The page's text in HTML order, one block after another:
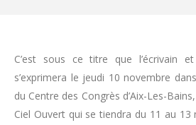
C’est sous ce titre que l’écrivain
s’exprimera le jeudi 10 novembre
du Centre des Congrès d’Aix-Les-
Ciel Ouvert qui se tiendra du 11 au 13